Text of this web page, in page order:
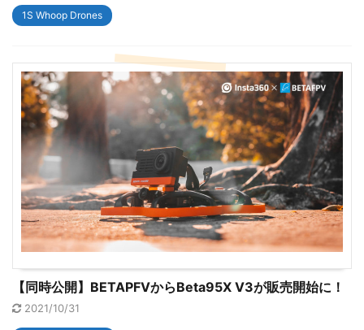
1S Whoop Drones
【同時公開】BETAPFVからBeta95X V3が販売開始に！
2021/10/31